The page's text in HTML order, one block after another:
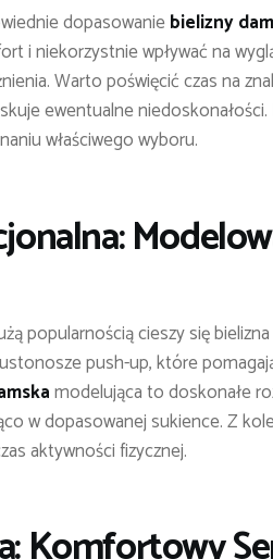
dopasowaniebielizny
i niekorzystnie wpływać na
Warto poświęcić czas na
ewentualne
właściwego wyboru.
popularnością cieszy się
push-up, które
modelująca to doskonałe
w dopasowanej sukience. Z
aktywności fizycznej.